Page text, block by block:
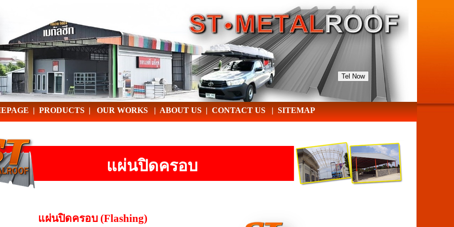
|PRODUCTS|OUR WORKS|ABOUT US|CONTACT US|SITEMAP
แผ่นปิดครอบ
แผ่นปิดครอบ (Flashing)
Tel Now